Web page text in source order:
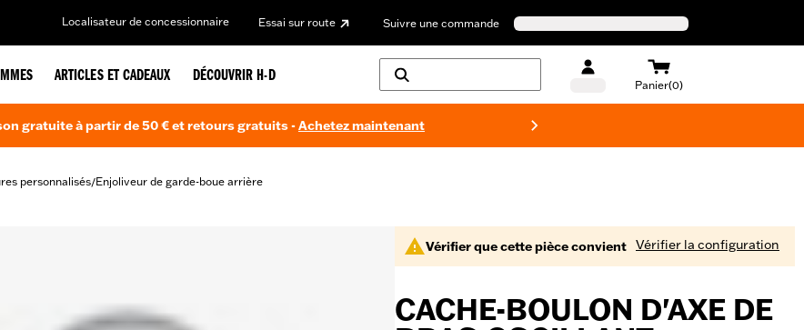
Localisateur de concessionnaire Essai sur route Suivre une commande
ARTICLES ET CADEAUX DÉCOUVRIR H-D
Panier(0)
gratuite à partir de 50 € et retours gratuits -Achetez maintenant
personnalisés/Enjoliveur de garde-boue arrière
Vérifier que cette pièce convient Vérifier la configuration
CACHE-BOULON D'AXE DE